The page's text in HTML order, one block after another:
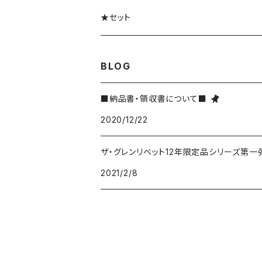
★セット
BLOG
■納品書・領収書について■
2020/12/22
ザ・グレンリベット12年限定品シリーズ第一
2021/2/8